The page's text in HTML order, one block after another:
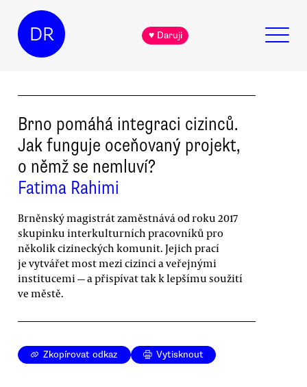
DR ♥ Daruji
Brno pomáhá integraci cizinců.
Jak funguje oceňovaný projekt,
o němž se nemluví?
Fatima Rahimi
Brněnský magistrát zaměstnává od roku 2017
skupinku interkulturních pracovníků pro
několik cizineckých komunit. Jejich prací
je vytvářet most mezi cizinci a veřejnými
institucemi — a přispívat tak k lepšímu soužití
ve městě.
Zkopírovat odkaz Vytisknout